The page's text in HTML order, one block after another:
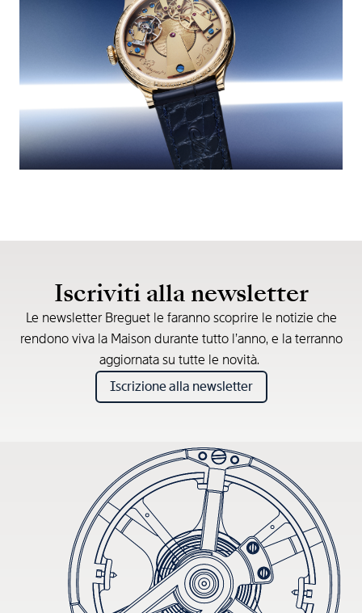
Iscriviti alla newsletter
Le newsletter Breguet le faranno scoprire le notizie che
rendono viva la Maison durante tutto l’anno, e la terranno
aggiornata su tutte le novità.
Iscrizione alla newsletter